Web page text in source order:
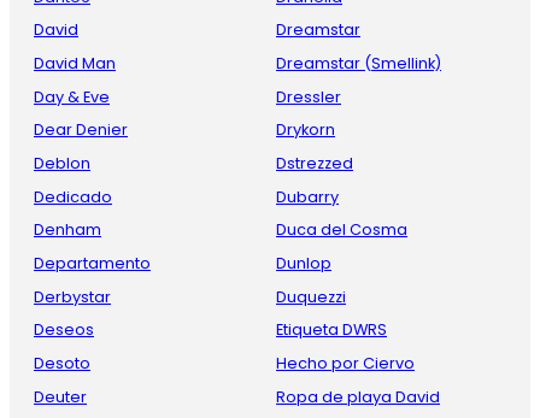
David
David Man
Day & Eve
Dear Denier
Deblon
Dedicado
Denham
Departamento
Derbystar
Deseos
Desoto
Deuter
Dreamstar
Dreamstar (Smellink)
Dressler
Drykorn
Dstrezzed
Dubarry
Duca del Cosma
Dunlop
Duquezzi
Etiqueta DWRS
Hecho por Ciervo
Ropa de playa David